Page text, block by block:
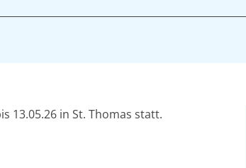
13.05.26 in St. Thomas statt.